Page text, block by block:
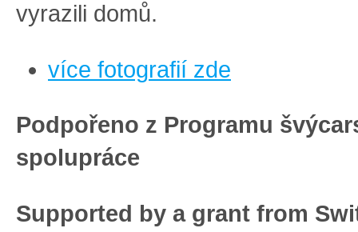
vyrazili domů.
více fotografií zde
Podpořeno z Programu
spolupráce
Supported by a grant from